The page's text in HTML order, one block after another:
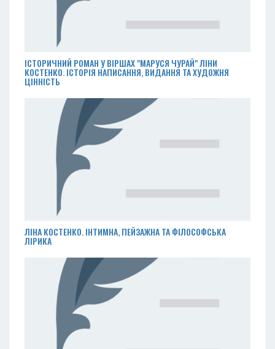
ІСТОРИЧНИЙ РОМАН У ВІРШАХ "МАРУСЯ ЧУРАЙ" ЛІНИ
КОСТЕНКО. ІСТОРІЯ НАПИСАННЯ, ВИДАННЯ ТА ХУДОЖНЯ
ЦІННІСТЬ
ЛІНА КОСТЕНКО. ІНТИМНА, ПЕЙЗАЖНА ТА ФІЛОСОФСЬКА
ЛІРИКА